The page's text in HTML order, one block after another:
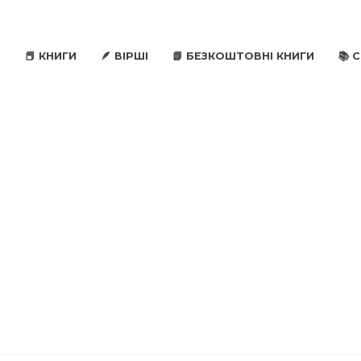
📕 КНИГИ 🪶 ВІРШІ 📗 БЕЗКОШТОВНІ КНИГИ 📚